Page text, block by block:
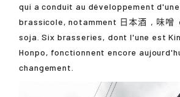
qui a conduit au développement
brassicole, notamment 日本酒 , 味噌
soja. Six brasseries, dont l'une est
Honpo, fonctionnent encore
changement.